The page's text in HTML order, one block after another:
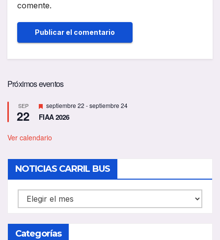
comente.
Próximos eventos
SEP
22
D
e
s
a
d
o
septiembre 22 -septiembre 24
FIAA 2026
Ver calendario
NOTICIAS CARRIL BUS
NOTICIAS
CARRIL
BUS
Categorías